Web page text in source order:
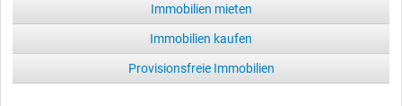
Immobilien mieten
Immobilien kaufen
Provisionsfreie Immobilien